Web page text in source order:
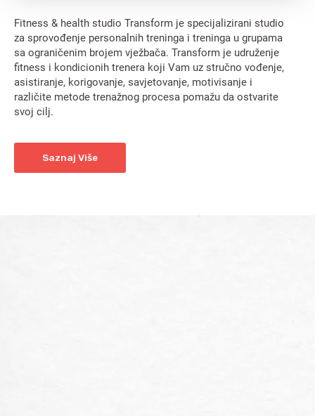
Fitness & health studio Transform je specijalizirani studio
za sprovođenje personalnih treninga i treninga u grupama
sa ograničenim brojem vježbača. Transform je udruženje
fitness i kondicionih trenera koji Vam uz stručno vođenje,
asistiranje, korigovanje, savjetovanje, motivisanje i
različite metode trenažnog procesa pomažu da ostvarite
svoj cilj.
Saznaj Više